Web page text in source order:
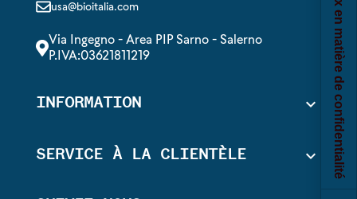
usa@bioitalia.com
Via Ingegno - Area PIP Sarno - Salerno
P.IVA:03621811219
INFORMATION 
SERVICE À LA CLIENTÈLE  Vos choix en matière de confidentialité